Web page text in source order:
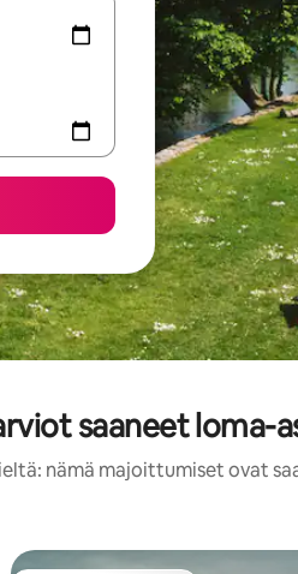
saaneet loma-
nämä majoittumiset ovat